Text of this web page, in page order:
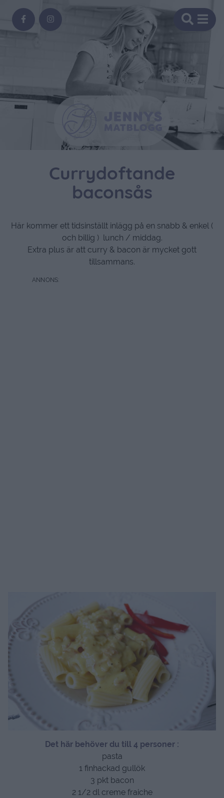
Currydoftande
baconsås
Här kommer ett tidsinställt inlägg på en snabb & enkel (
och billig ) lunch / middag.
Extra plus är att curry & bacon är mycket gott
tillsammans.
Det här behöver du till 4 personer :
pasta
1 finhackad gullök
3 pkt bacon
2 1/2 dl creme fraiche